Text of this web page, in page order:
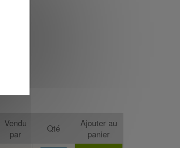
Vendu
par
Qté
Ajouter au
panier